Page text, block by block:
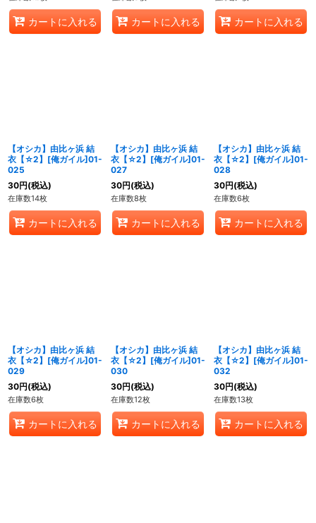
カートに入れる カートに入れる カートに入れる
【オシカ】由比ヶ浜 結
衣【☆2】[俺ガイル]01-
025
30円(税込)
在庫数14枚
カートに入れる
【オシカ】由比ヶ浜 結
衣【☆2】[俺ガイル]01-
027
30円(税込)
在庫数8枚
カートに入れる
【オシカ】由比ヶ浜 結
衣【☆2】[俺ガイル]01-
028
30円(税込)
在庫数6枚
カートに入れる
【オシカ】由比ヶ浜 結
衣【☆2】[俺ガイル]01-
029
30円(税込)
在庫数6枚
カートに入れる
【オシカ】由比ヶ浜 結
衣【☆2】[俺ガイル]01-
030
30円(税込)
在庫数12枚
カートに入れる
【オシカ】由比ヶ浜 結
衣【☆2】[俺ガイル]01-
032
30円(税込)
在庫数13枚
カートに入れる